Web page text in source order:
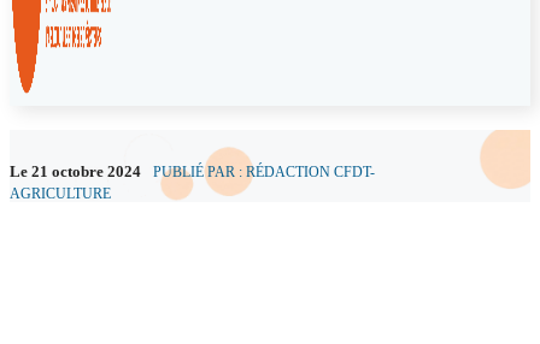
Le 21 octobre 2024
PUBLIÉ PAR : RÉDACTION CFDT-
AGRICULTURE